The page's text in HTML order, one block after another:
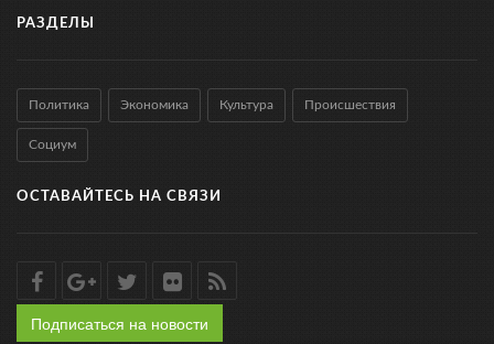
РАЗДЕЛЫ
Политика Экономика Культура Происшествия
Социум
ОСТАВАЙТЕСЬ НА СВЯЗИ
Подписаться на новости